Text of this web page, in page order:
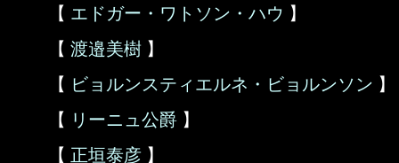
【 エドガー・ワトソン・ハウ 】
【 渡邉美樹 】
【 ビョルンスティエルネ・ビョルンソン 】
【 リーニュ公爵 】
【 正垣泰彦 】